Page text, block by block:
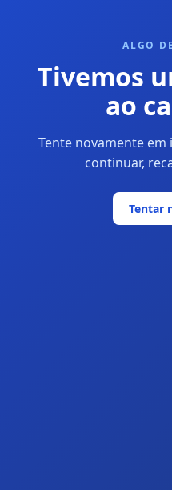
ALGO
Tivemos
ao
Tente novamente em
continuar,
Tentar